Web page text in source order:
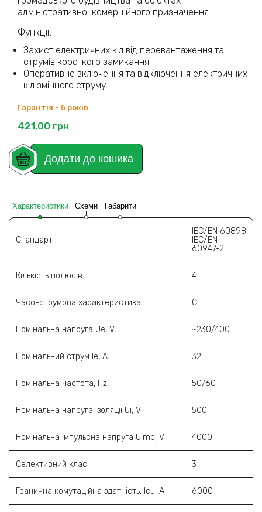
адміністративно-комерційного призначення.
Функції:
Захист електричних кіл від перевантаження та
струмів короткого замикання.
Оперативне включення та відключення електричних
кіл змінного струму.
Гарантія - 5 років
421,00 грн
Додати до кошика
Характеристики Схеми Габарити
Стандарт
IEC/EN 60898
IEC/EN
60947-2
Кількість полюсів 4
Часо-струмова характеристика C
Номінальна напруга Ue, V ~230/400
Номінальний струм Ie, A 32
Номінальна частота, Hz 50/60
Номінальна напруга ізоляції Ui, V 500
Номінальна імпульсна напруга Uimp, V 4000
Селективний клас 3
Гранична комутаційна здатність, Icu, A 6000